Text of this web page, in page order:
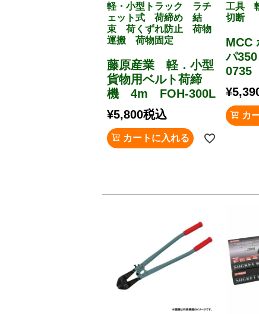
軽・小型トラック ラチ
ェット式 荷締め 結
束 荷くずれ防止 荷物
運搬 荷物固定
藤原産業 軽．小型
貨物用ベルト荷締
機 4m FOH-300L
¥5,800税込
カートに入れる
工具
切断
MCC
パ
0735
¥
カ